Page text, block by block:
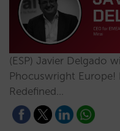
(ESP) Javier Delgado
Phocuswright Europe!
Redefined…